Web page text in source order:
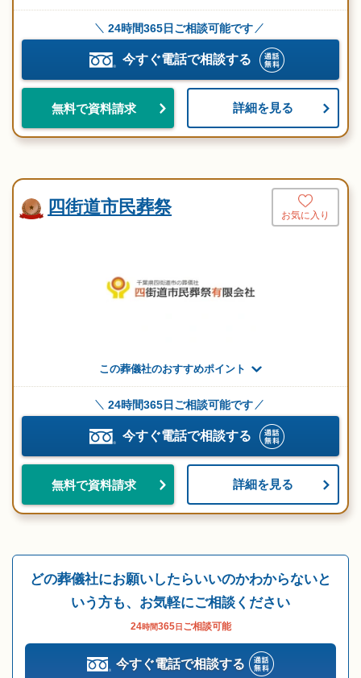
24時間365日ご相談可能です
今すぐ電話で相談する
無料で資料請求 詳細を見る
四街道市民葬祭 お気に入り
この葬儀社のおすすめポイント
24時間365日ご相談可能です
今すぐ電話で相談する
無料で資料請求 詳細を見る
どの葬儀社にお願いしたらいいのかわからないと
いう方も、お気軽にご相談ください
24時間365日 ご相談可能
今すぐ電話で相談する